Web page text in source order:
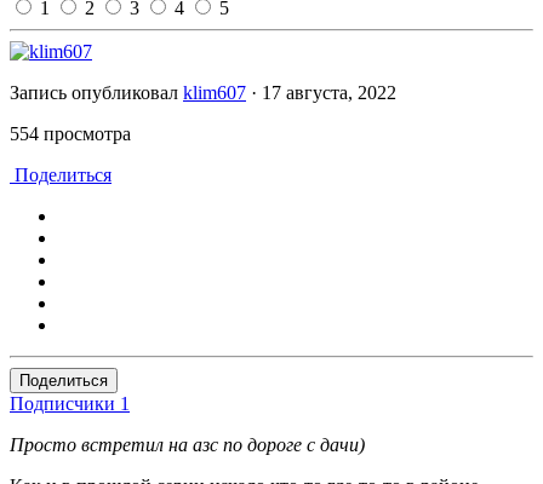
1 2 3 4 5
Запись опубликовал klim607 · 17 августа, 2022
554 просмотра
Поделиться
Поделиться
Подписчики 1
Просто встретил на азс по дороге с дачи)